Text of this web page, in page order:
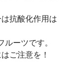
抗酸化作用は
ーツです。
ご注意を！